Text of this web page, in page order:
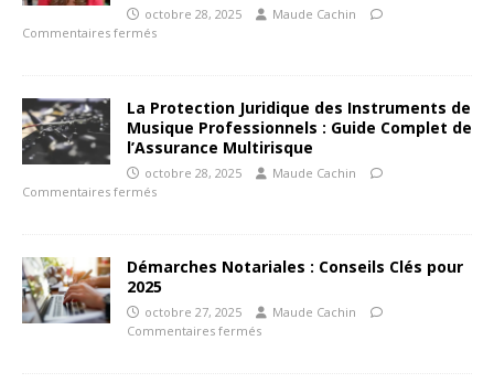
octobre 28, 2025
Maude Cachin
Commentaires fermés
La Protection Juridique des Instruments de
Musique Professionnels : Guide Complet de
l’Assurance Multirisque
octobre 28, 2025
Maude Cachin
Commentaires fermés
Démarches Notariales : Conseils Clés pour
2025
octobre 27, 2025
Maude Cachin
Commentaires fermés